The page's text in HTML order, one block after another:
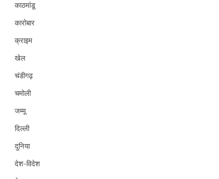
काठमांडू
कारोबार
क्राइम
खेल
चंडीगढ़
चमोली
जम्मू
दिल्ली
दुनिया
देश-विदेश